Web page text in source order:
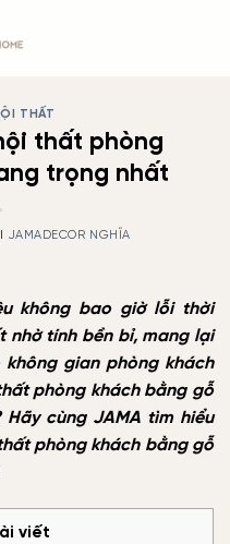
THẤT
thất phòng
trọng nhất
JAMADECOR NGHĨA
không bao giờ lỗi thời
nhờ tính bền bỉ, mang lại
gian phòng khách
phòng khách bằng gỗ
cùng JAMA tìm hiểu
phòng khách bằng gỗ
viết